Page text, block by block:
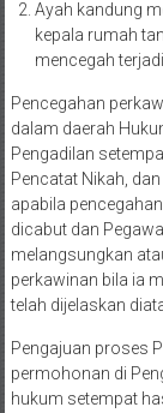
Ayah kandung
kepala rumah
mencegah
Pencegahan
dalam daerah
Pengadilan
Pencatat Nikah,
apabila
dicabut dan
melangsungkan
perkawinan bila ia
telah dijelaskan
Pengajuan proses
permohonan di
hukum setempat